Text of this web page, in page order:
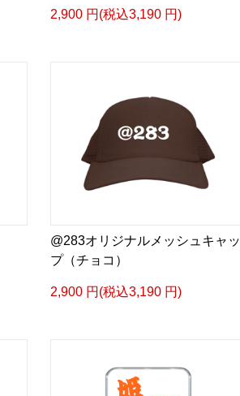
2,900 円(税込3,190 円)
@283オリジナルメッシュキャッ
プ（チョコ）
2,900 円(税込3,190 円)